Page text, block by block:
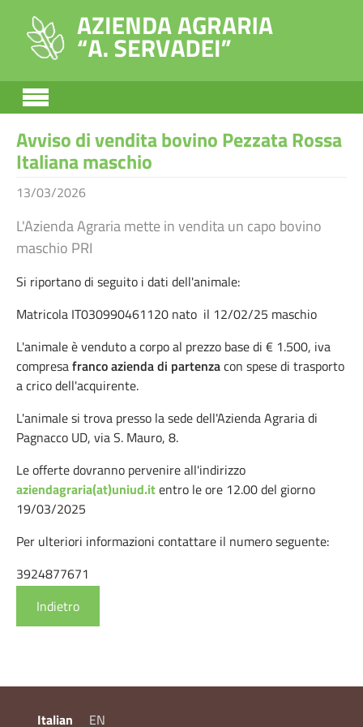
Skip to main content
Avviso di vendita bovino Pezzata Rossa
Italiana maschio
13/03/2026
L'Azienda Agraria mette in vendita un capo bovino
maschio PRI
Si riportano di seguito i dati dell'animale:
Matricola IT030990461120 nato il 12/02/25 maschio
L'animale è venduto a corpo al prezzo base di € 1.500, iva
compresafranco azienda di partenzacon spese di trasporto
a crico dell'acquirente.
L'animale si trova presso la sede dell'Azienda Agraria di
Pagnacco UD, via S. Mauro, 8.
Le offerte dovranno pervenire all'indirizzo
aziendagraria(at)uniud.itentro le ore 12.00 del giorno
19/03/2025
Per ulteriori informazioni contattare il numero seguente:
3924877671
Indietro
Italian EN